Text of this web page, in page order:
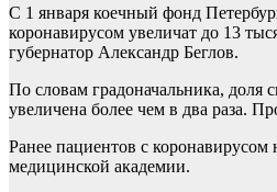
С 1 января коечный фонд
коронавирусом увеличат до 13
губернатор Александр Беглов.
По словам градоначальника, доля
увеличена более чем в два раза.
Ранее пациентов с коронавирусом
медицинской академии.